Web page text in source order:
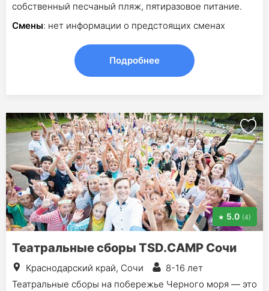
собственный песчаный пляж, пятиразовое питание.
Смены: нет информации о предстоящих сменах
Подробнее
5.0 (4)
Театральные сборы TSD.CAMP Сочи
Краснодарский край, Сочи
8-16 лет
Театральные сборы на побережье Черного моря — это